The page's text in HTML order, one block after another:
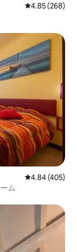
レビュー268
4.85 (268)
レビュー405
4.84 (405)
ム